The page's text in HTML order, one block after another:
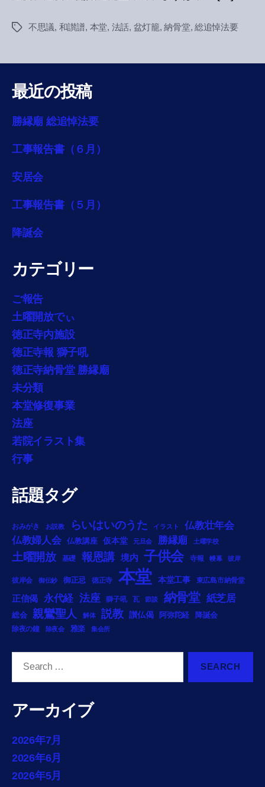
Tags不思議, 和讃譜, 本堂, 法話, 盆灯籠,納骨堂, 総追悼法要
最近の投稿
勝縁廟 総追悼法要
工事報告書（６月）
安居会
工事報告書（５月）
降誕会
カテゴリー
ご報告
土曜開放でぃ
徳正寺内施設
徳正寺報 獅子吼
徳正寺納骨堂 勝縁廟
未分類
本堂修復事業
法座
若院イラスト集
行事
話題タグ
おみがき お説教 らいはいのうた イラスト
仏教壮年会
仏教婦人会
仏教講座 仮本堂 元旦会 勝縁廟 土曜学校
土曜開放 基礎 報恩講 境内 子供会 寺報 幔幕 彼岸
彼岸会 御伝鈔 御正忌 徳正寺 本堂 本堂工事 東広島市納骨堂
正信偈 永代経 法座 獅子吼 瓦 節談 納骨堂 紙芝居
総会 親鸞聖人 解体 説教 讃仏偈 阿弥陀経 降誕会
除夜の鐘 除夜会 雅楽 集会所
アーカイブ
2026年7月
2026年6月
2026年5月